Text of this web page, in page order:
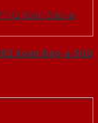
Xoan Đào-a-SGD